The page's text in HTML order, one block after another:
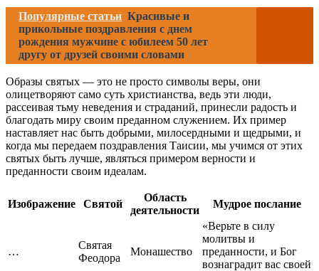
Популярные статьи Красивые и
прикольные поздравления с днем
рождения мужчине с юбилеем 50 лет
другу от друзей своими словами
Образы святых — это не просто символы веры, они
олицетворяют само суть христианства, ведь эти люди,
рассеивая тьму неведения и страданий, принесли радость и
благодать миру своим преданном служением. Их пример
наставляет нас быть добрыми, милосердными и щедрыми, и
когда мы передаем поздравления Таисии, мы учимся от этих
святых быть лучше, являться примером верности и
преданности своим идеалам.
Изображение Святой
Область
деятельности
Мудрое послание
…
Святая
Феодора
Монашество
«Верьте в силу
молитвы и
преданности, и Бог
вознаградит вас своей